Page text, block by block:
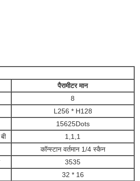
पैरामीटर मान
8
L256 * H128
15625Dots
1,1,1
कॉन्स्टान वर्तमान 1/4 स्कैन
3535
32 * 16